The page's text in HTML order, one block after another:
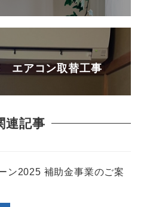
アコン取替工事
連記事
ン2025 補助金事業のご案